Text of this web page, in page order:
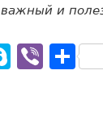
и
Skype
Viber